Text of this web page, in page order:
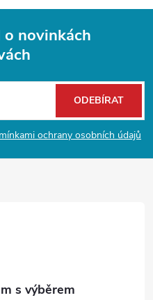
novinkách
ochrany osobních údajů
ODEBÍRAT